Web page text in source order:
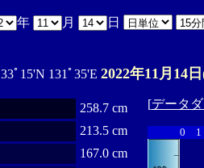
年 月 日
33ﾟ15'N 131ﾟ35'E 2022年11月14
258.7 cm
213.5 cm
167.0 cm
[データ
0 1